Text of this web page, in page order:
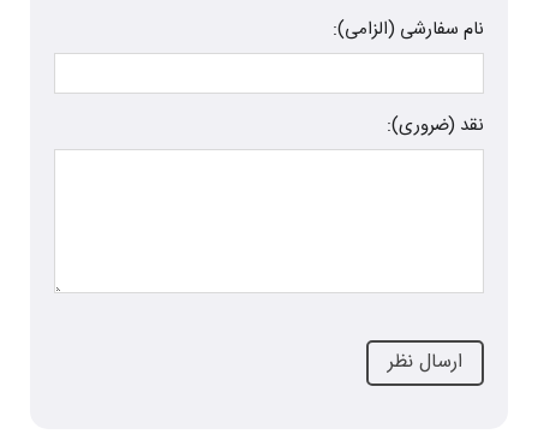
نام سفارشی (الزامی):
نقد (ضروری):